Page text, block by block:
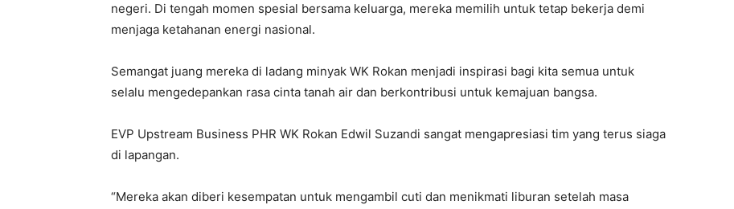
negeri. Di tengah momen spesial bersama keluarga, mereka memilih untuk tetap bekerja demi
menjaga ketahanan energi nasional.
Semangat juang mereka di ladang minyak WK Rokan menjadi inspirasi bagi kita semua untuk
selalu mengedepankan rasa cinta tanah air dan berkontribusi untuk kemajuan bangsa.
EVP Upstream Business PHR WK Rokan Edwil Suzandi sangat mengapresiasi tim yang terus siaga
di lapangan.
“Mereka akan diberi kesempatan untuk mengambil cuti dan menikmati liburan setelah masa